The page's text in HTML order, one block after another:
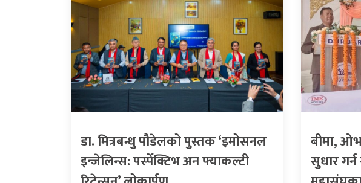
डा. मित्रबन्धु पौडेलको पुस्तक ‘इमोसनल
इन्जेलिन्स: पर्स्पेक्टिभ अन फ्याकल्टी
बीमा,
सुधार